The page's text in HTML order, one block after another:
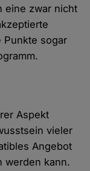
eine zwar nicht
Punkte sogar
Aspekt
vieler
Angebot
werden kann.